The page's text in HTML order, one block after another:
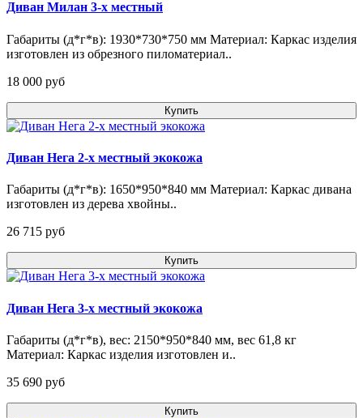
Диван Милан 3-х местный
Габариты (д*г*в): 1930*730*750 мм Материал: Каркас изделия
изготовлен из обрезного пиломатериал..
18 000 pуб
Купить
Диван Нега 2-х местный экокожа
Габариты (д*г*в): 1650*950*840 мм Материал: Каркас дивана
изготовлен из дерева хвойны..
26 715 pуб
Купить
Диван Нега 3-х местный экокожа
Габариты (д*г*в), вес: 2150*950*840 мм, вес 61,8 кг
Материал: Каркас изделия изготовлен и..
35 690 pуб
Купить